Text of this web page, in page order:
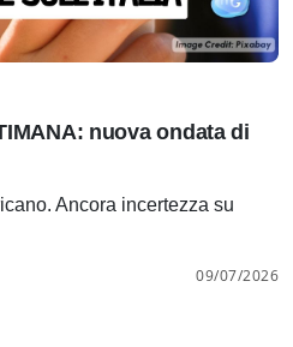
nuova ondata di
Ancora incertezza su
09/07/2026